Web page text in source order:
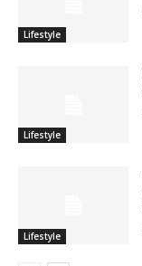
Lifestyle
Lifestyle
Lifestyle